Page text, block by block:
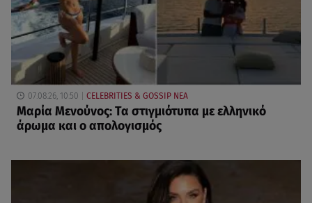
07.08.26, 10:50 CELEBRITIES & GOSSIP ΝΕΑ
Μαρία Μενούνος: Τα στιγμιότυπα με ελληνικό
άρωμα και ο απολογισμός